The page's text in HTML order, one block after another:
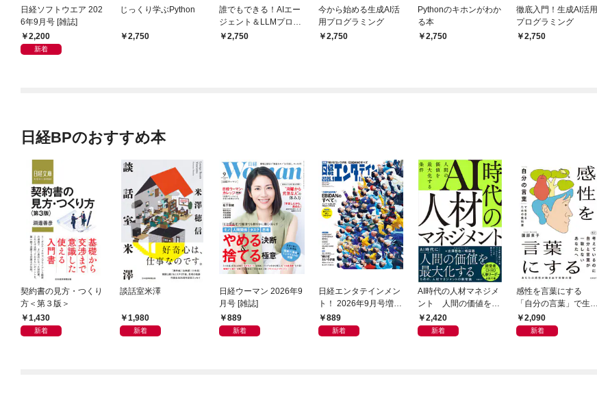
日経ソフトウエア 202
6年9月号 [雑誌]
2,200
新着
じっくり学ぶPython
2,750
誰でもできる！AIエー
ジェント＆LLMプログ
ラミング入門
2,750
今から始める生成AI活
用プログラミング
2,750
Pythonのキホンがわか
る本
2,750
徹底入門！生成AI活用
プログラミング
2,750
日経BPのおすすめ本
契約書の見方・つくり
方＜第３版＞
1,430
新着
談話室米澤
1,980
新着
日経ウーマン 2026年9
月号 [雑誌]
889
新着
日経エンタテインメン
ト！ 2026年9月号増刊
【表紙：EBiDAN】
889
新着
AI時代の人材マネジメ
ント 人間の価値を最
大化する条件
2,420
新着
感性を言葉にする
「自分の言葉」で生き
るための教科書
2,090
新着